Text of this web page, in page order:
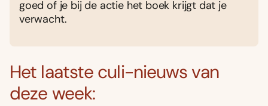
goed of je bij de actie het boek krijgt dat je
verwacht.
Het laatste culi-nieuws van
deze week: